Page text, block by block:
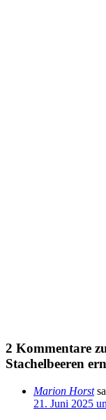
2 Kommentare
Stachelbeeren
Marion Horst
21. Juni 2025